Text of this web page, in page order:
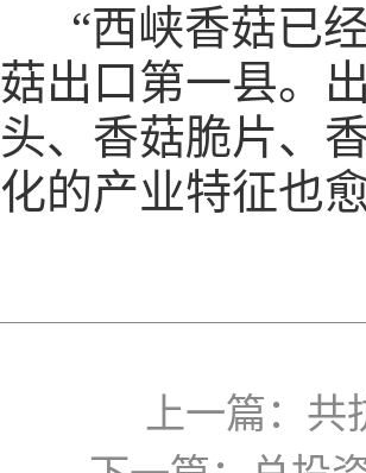
“西峡香菇已经
菇出口第一县。
头、香菇脆片、
化的产业特征也
上一篇： 共